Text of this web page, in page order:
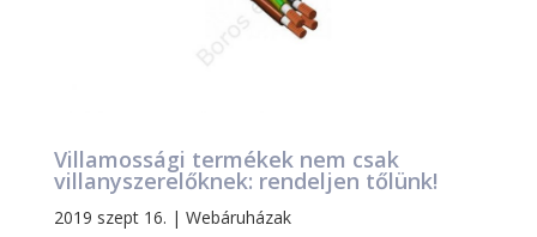
Villamossági termékek nem csak
villanyszerelőknek: rendeljen tőlünk!
2019 szept 16. | Webáruházak